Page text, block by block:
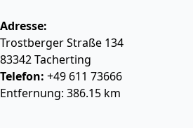
Adresse:
Trostberger Straße 134
83342Tacherting
Telefon: +49 611 73666
Entfernung: 386.15 km